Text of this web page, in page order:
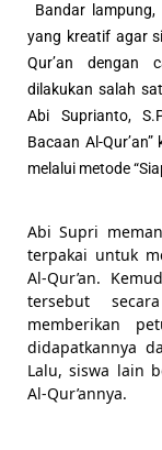
Bandar
yang kreatif agar
Qur’an dengan
dilakukan salah
Abi Suprianto,
Bacaan Al-
melalui metode
Abi Supri
terpakai untuk
Al-Qur’an.
tersebut
memberikan
didapatkannya
Lalu, siswa lain
Al-Qur’annya.